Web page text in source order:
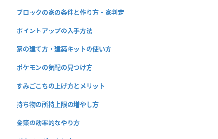
ブロックの家の条件と作り方・家判定
ポイントアップの入手方法
家の建て方・建築キットの使い方
ポケモンの気配の見つけ方
すみごこちの上げ方とメリット
持ち物の所持上限の増やし方
金策の効率的なやり方